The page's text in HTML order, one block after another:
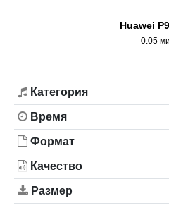
Huawei
0:05
Категория
Время
Формат
Качество
Размер